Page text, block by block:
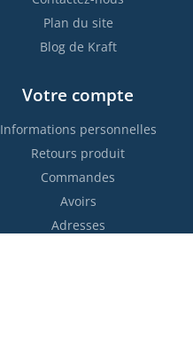
Plan du site
Blog de Kraft
Votre compte
Informations personnelles
Retours produit
Commandes
Avoirs
Adresses